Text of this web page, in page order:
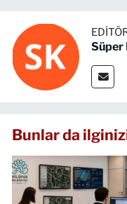
Süper
Bunlar da